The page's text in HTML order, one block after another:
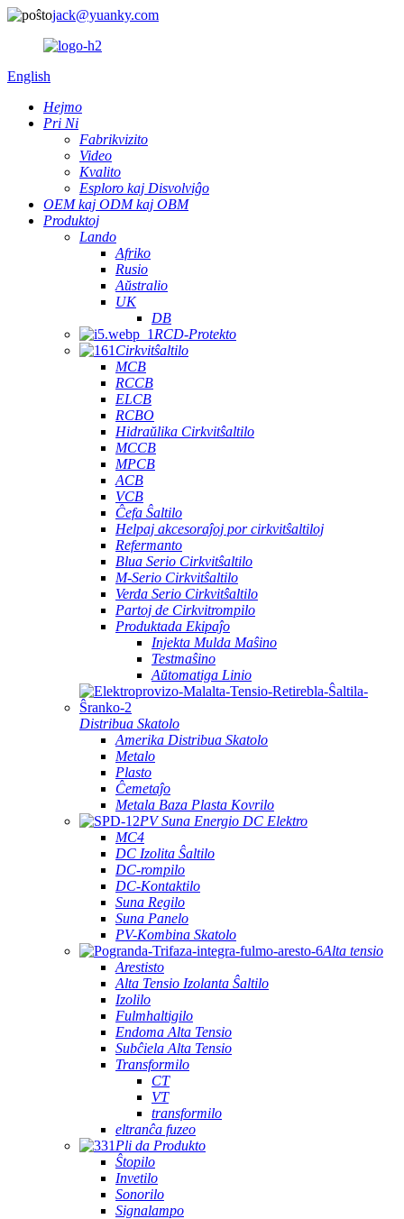
jack@yuanky.com
English
Hejmo
Pri Ni
Fabrikvizito
Video
Kvalito
Esploro kaj Disvolviĝo
OEM kaj ODM kaj OBM
Produktoj
Lando
Afriko
Rusio
Aŭstralio
UK
DB
RCD-Protekto
Cirkvitŝaltilo
MCB
RCCB
ELCB
RCBO
Hidraŭlika Cirkvitŝaltilo
MCCB
MPCB
ACB
VCB
Ĉefa Ŝaltilo
Helpaj akcesoraĵoj por cirkvitŝaltiloj
Refermanto
Blua Serio Cirkvitŝaltilo
M-Serio Cirkvitŝaltilo
Verda Serio Cirkvitŝaltilo
Partoj de Cirkvitrompilo
Produktada Ekipaĵo
Injekta Mulda Maŝino
Testmaŝino
Aŭtomatiga Linio
Distribua Skatolo
Amerika Distribua Skatolo
Metalo
Plasto
Ĉemetaĵo
Metala Baza Plasta Kovrilo
PV Suna Energio DC Elektro
MC4
DC Izolita Ŝaltilo
DC-rompilo
DC-Kontaktilo
Suna Regilo
Suna Panelo
PV-Kombina Skatolo
Alta tensio
Arestisto
Alta Tensio Izolanta Ŝaltilo
Izolilo
Fulmhaltigilo
Endoma Alta Tensio
Subĉiela Alta Tensio
Transformilo
CT
VT
transformilo
eltranĉa fuzeo
Pli da Produkto
Ŝtopilo
Invetilo
Sonorilo
Signalampo